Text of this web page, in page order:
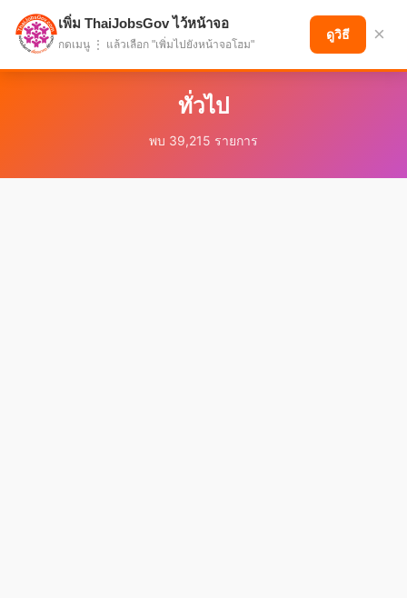
แบ่งปันโอกาส เพื่ออนาคตที่ก้าวหน้า
ทั่วไป
พบ 39,215 รายการ
เพิ่ม ThaiJobsGov ไว้หน้าจอ
กดเมนู ⋮ แล้วเลือก "เพิ่มไปยังหน้าจอโฮม"
ดูวิธี ×